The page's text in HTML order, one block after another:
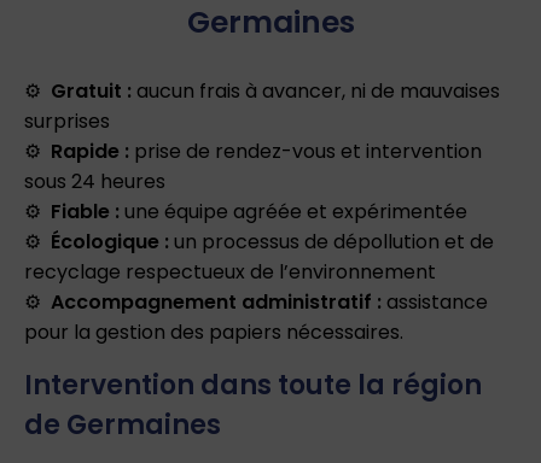
Germaines
Gratuit : aucun frais à avancer, ni de mauvaises
surprises
Rapide : prise de rendez-vous et intervention
sous 24 heures
Fiable : une équipe agréée et expérimentée
Écologique : un processus de dépollution et de
recyclage respectueux de l’environnement
Accompagnement administratif : assistance
pour la gestion des papiers nécessaires.
Intervention dans toute la région
de Germaines